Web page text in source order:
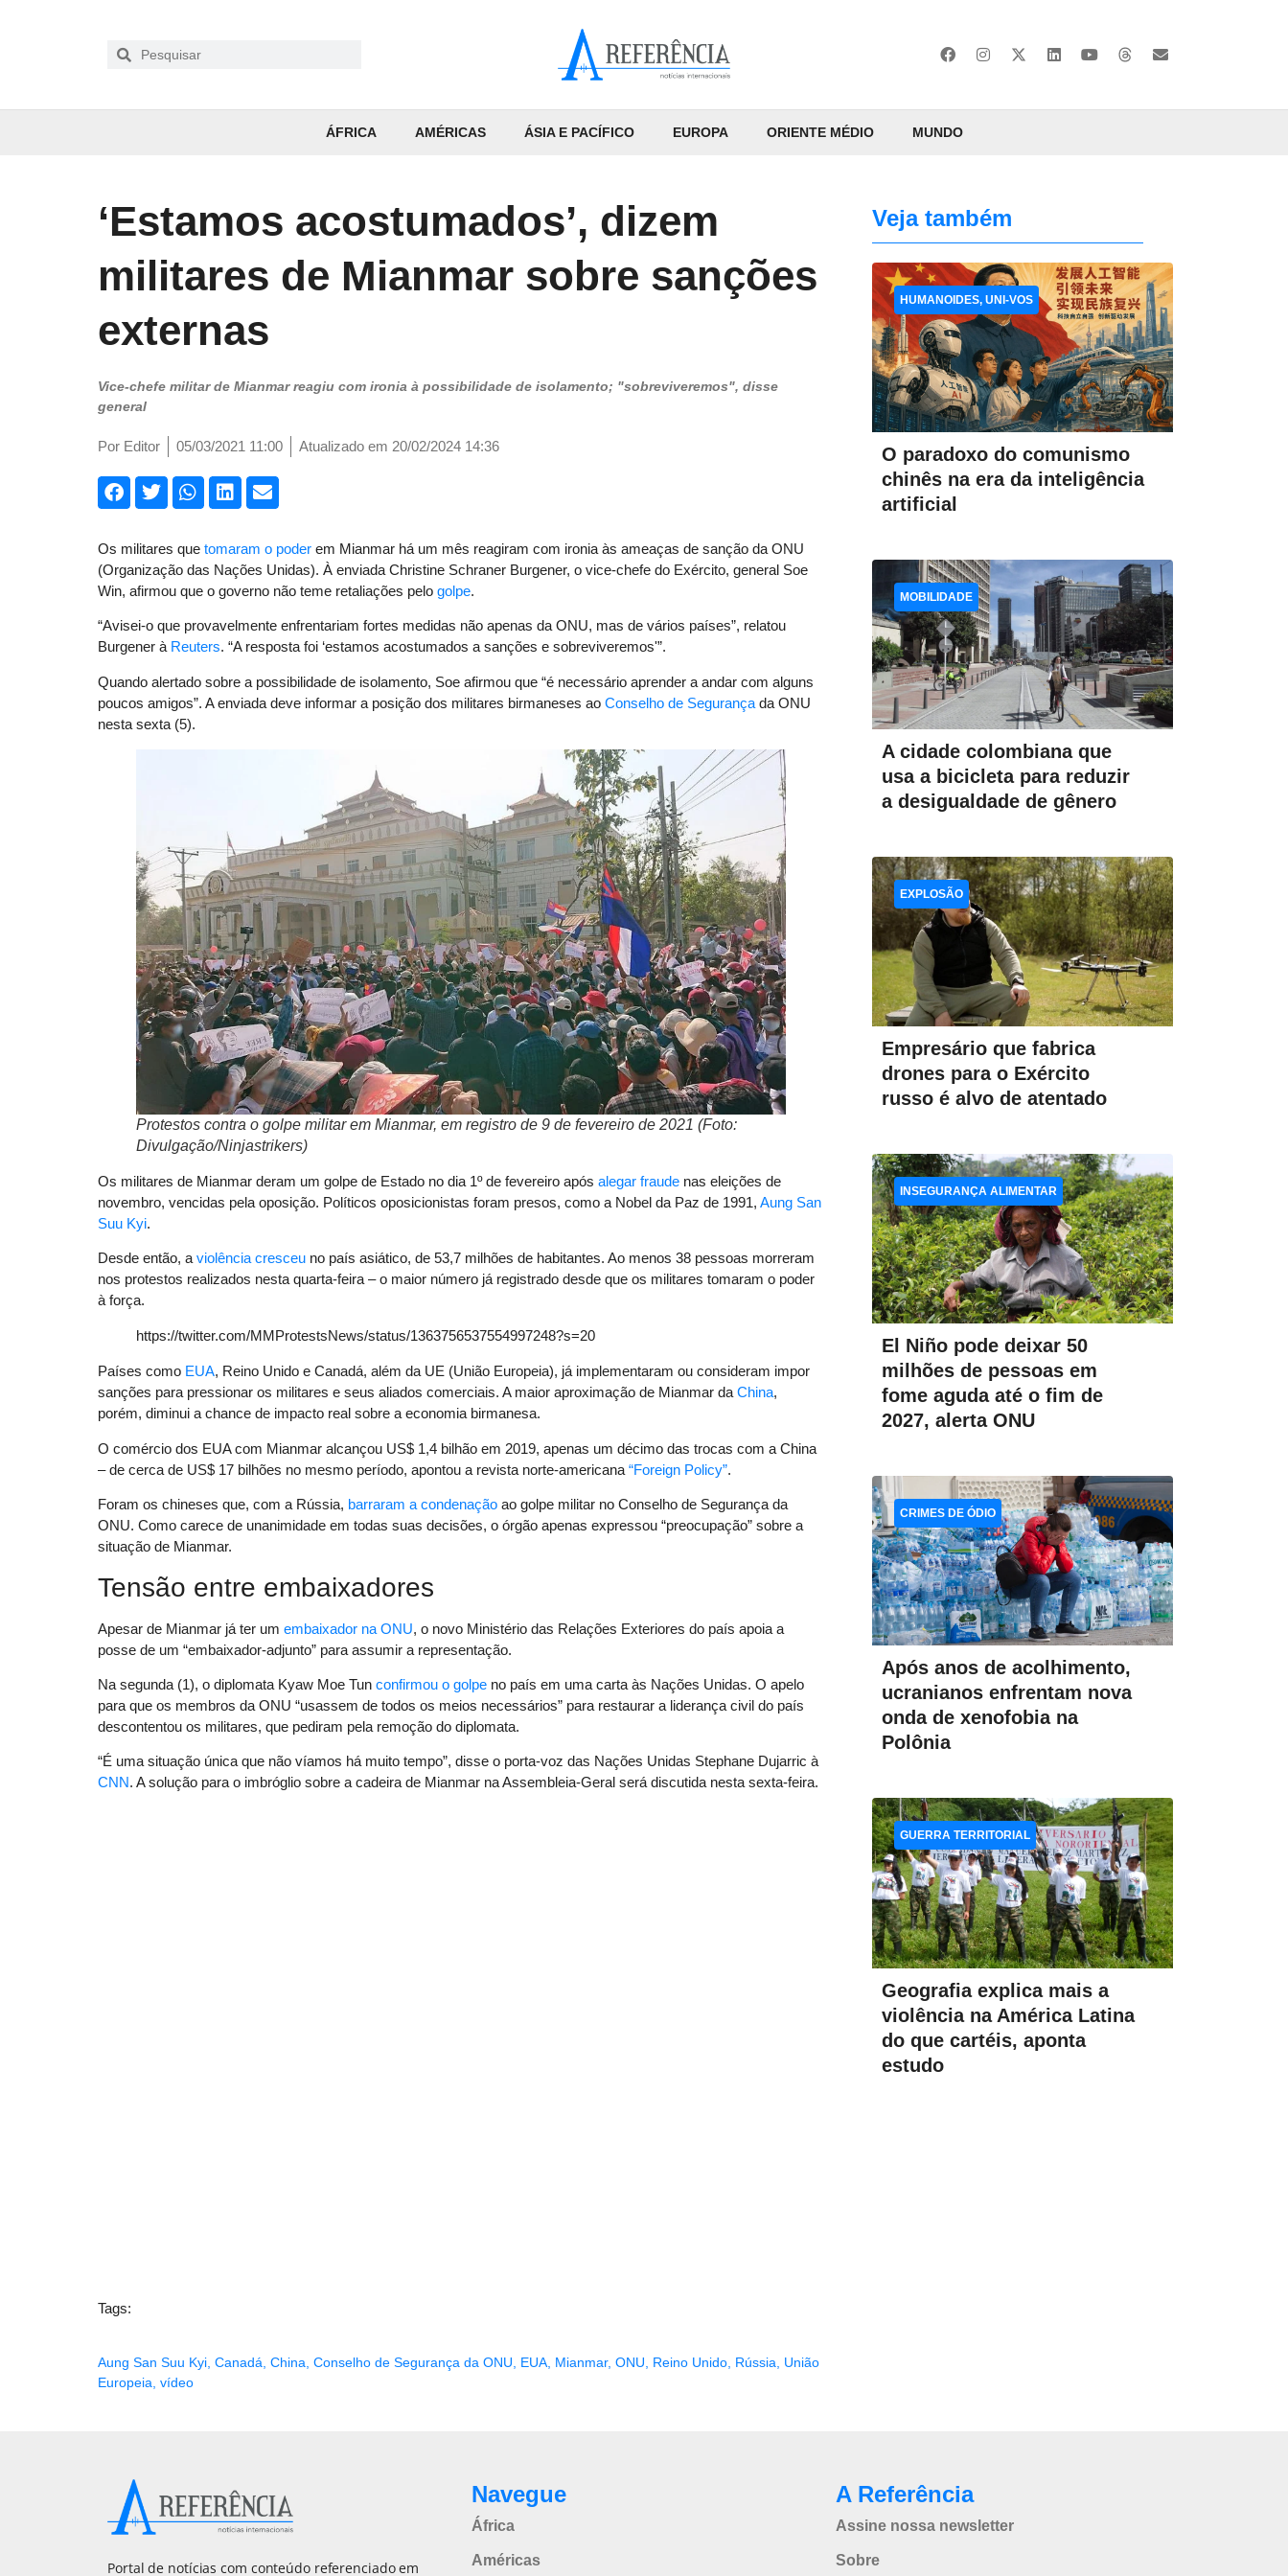
ÁFRICA AMÉRICAS ÁSIA E PACÍFICO EUROPA ORIENTE MÉDIO MUNDO
‘Estamos acostumados’, dizem
militares de Mianmar sobre sanções
externas
Vice-chefe militar de Mianmar reagiu com ironia à possibilidade de isolamento; "sobreviveremos", disse
general
Por Editor 05/03/2021 11:00 Atualizado em 20/02/2024 14:36
Os militares que tomaram o poder em Mianmar há um mês reagiram com ironia às ameaças de sanção da ONU
(Organização das Nações Unidas). À enviada Christine Schraner Burgener, o vice-chefe do Exército, general Soe
Win, afirmou que o governo não teme retaliações pelo golpe.
“Avisei-o que provavelmente enfrentariam fortes medidas não apenas da ONU, mas de vários países”, relatou
Burgener à Reuters. “A resposta foi ‘estamos acostumados a sanções e sobreviveremos'”.
Quando alertado sobre a possibilidade de isolamento, Soe afirmou que “é necessário aprender a andar com alguns
poucos amigos”. A enviada deve informar a posição dos militares birmaneses ao Conselho de Segurança da ONU
nesta sexta (5).
Protestos contra o golpe militar em Mianmar, em registro de 9 de fevereiro de 2021 (Foto:
Divulgação/Ninjastrikers)
Os militares de Mianmar deram um golpe de Estado no dia 1º de fevereiro após alegar fraude nas eleições de
novembro, vencidas pela oposição. Políticos oposicionistas foram presos, como a Nobel da Paz de 1991, Aung San
Suu Kyi.
Desde então, aviolência cresceu no país asiático, de 53,7 milhões de habitantes. Ao menos 38 pessoas morreram
nos protestos realizados nesta quarta-feira – o maior número já registrado desde que os militares tomaram o poder
à força.
https://twitter.com/MMProtestsNews/status/1363756537554997248?s=20
Países como EUA, Reino Unido e Canadá, além da UE (União Europeia), já implementaram ou consideram impor
sanções para pressionar os militares e seus aliados comerciais. A maior aproximação de Mianmar daChina,
porém, diminui a chance de impacto real sobre a economia birmanesa.
O comércio dos EUA com Mianmar alcançou US$ 1,4 bilhão em 2019, apenas um décimo das trocas com a China
– de cerca de US$ 17 bilhões no mesmo período, apontou a revista norte-americana “Foreign Policy”.
Foram os chineses que, com a Rússia, barraram a condenação ao golpe militar no Conselho de Segurança da
ONU. Como carece de unanimidade em todas suas decisões, o órgão apenas expressou “preocupação” sobre a
situação de Mianmar.
Tensão entre embaixadores
Apesar de Mianmar já ter um embaixador na ONU, o novo Ministério das Relações Exteriores do país apoia a
posse de um “embaixador-adjunto” para assumir a representação.
Na segunda (1), o diplomata Kyaw Moe Tun confirmou o golpe no país em uma carta às Nações Unidas. O apelo
para que os membros da ONU “usassem de todos os meios necessários” para restaurar a liderança civil do país
descontentou os militares, que pediram pela remoção do diplomata.
“É uma situação única que não víamos há muito tempo”, disse o porta-voz das Nações Unidas Stephane Dujarric à
CNN. A solução para o imbróglio sobre a cadeira de Mianmar na Assembleia-Geral será discutida nesta sexta-feira.
Tags:
Aung San Suu Kyi Canadá China Conselho de Segurança da ONU EUA Mianmar, ONU Reino Unido Rússia
União
Europeia vídeo
Veja também
O paradoxo do comunismo
chinês na era da inteligência
artificial
HUMANOIDES, UNI-VOS
A cidade colombiana que
usa a bicicleta para reduzir
a desigualdade de gênero
MOBILIDADE
Empresário que fabrica
drones para o Exército
russo é alvo de atentado
EXPLOSÃO
El Niño pode deixar 50
milhões de pessoas em
fome aguda até o fim de
2027, alerta ONU
INSEGURANÇA ALIMENTAR
Após anos de acolhimento,
ucranianos enfrentam nova
onda de xenofobia na
Polônia
CRIMES DE ÓDIO
Geografia explica mais a
violência na América Latina
do que cartéis, aponta
estudo
GUERRA TERRITORIAL
Portal de notícias com conteúdo referenciado em
Navegue
África
Américas
A Referência
Assine nossa newsletter
Sobre